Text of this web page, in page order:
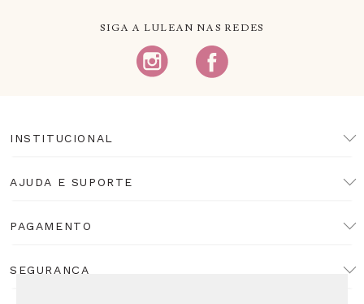
SIGA A LULEAN NAS REDES
INSTITUCIONAL
AJUDA E SUPORTE
PAGAMENTO
SEGURANÇA